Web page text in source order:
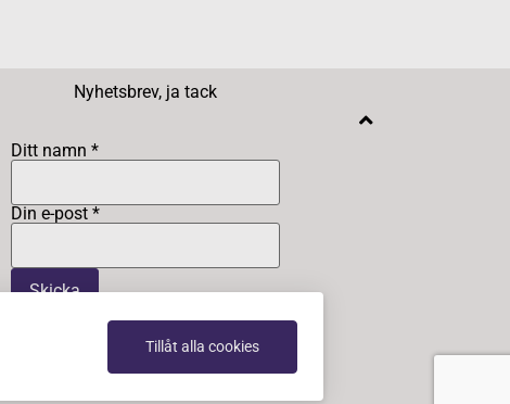
Nyhetsbrev, ja tack
Ditt namn *
Din e-post *
Tillåt alla cookies